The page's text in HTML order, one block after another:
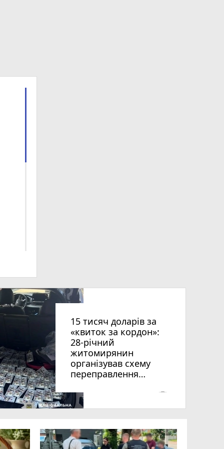
15 тисяч доларів за
«квиток за кордон»:
28-річний
житомирянин
організував схему
переправлення
віку за межі країни
photo_camera